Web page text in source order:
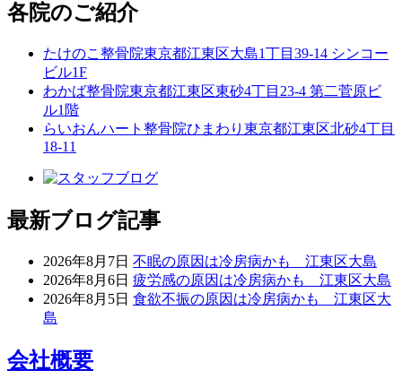
各院のご紹介
たけのこ整骨院東京都江東区大島1丁目39-14 シンコー
ビル1F
わかば整骨院東京都江東区東砂4丁目23-4 第二菅原ビ
ル1階
らいおんハート整骨院ひまわり 東京都江東区北砂4丁目
18-11
最新ブログ記事
2026年8月7日 不眠の原因は冷房病かも 江東区大島
2026年8月6日 疲労感の原因は冷房病かも 江東区大島
2026年8月5日 食欲不振の原因は冷房病かも 江東区大
島
会社概要